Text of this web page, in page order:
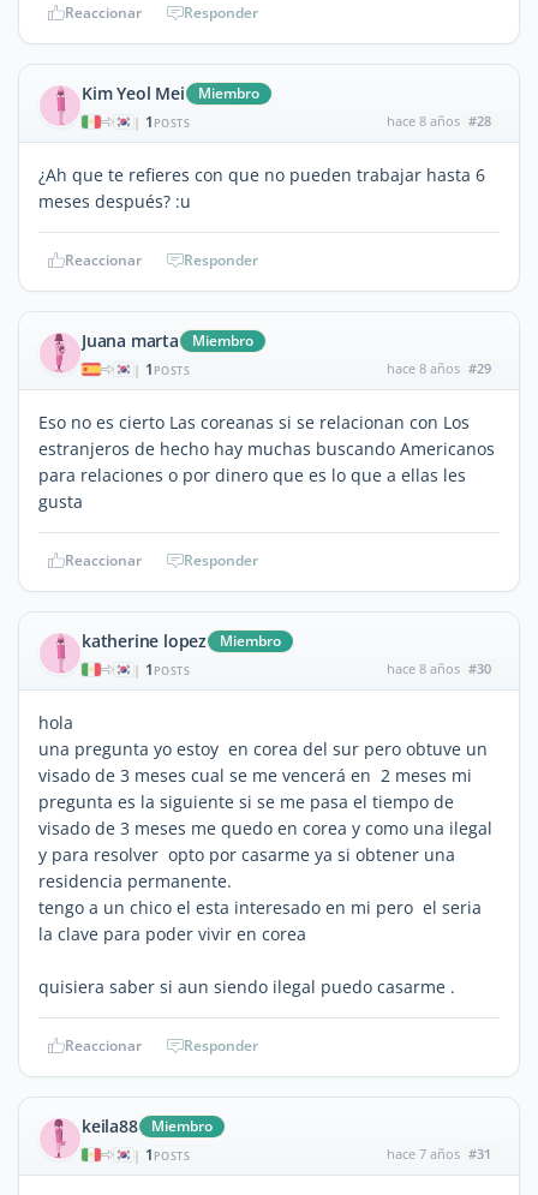
Reaccionar Responder
Kim Yeol Mei Miembro
| 1 POSTS hace 8 años #28
¿Ah que te refieres con que no pueden trabajar hasta 6
meses después? :u
Reaccionar Responder
Juana marta Miembro
| 1 POSTS hace 8 años #29
Eso no es cierto Las coreanas si se relacionan con Los
estranjeros de hecho hay muchas buscando Americanos
para relaciones o por dinero que es lo que a ellas les
gusta
Reaccionar Responder
katherine lopez Miembro
| 1 POSTS hace 8 años #30
hola
una pregunta yo estoy en corea del sur pero obtuve un
visado de 3 meses cual se me vencerá en 2 meses mi
pregunta es la siguiente si se me pasa el tiempo de
visado de 3 meses me quedo en corea y como una ilegal
y para resolver opto por casarme ya si obtener una
residencia permanente.
tengo a un chico el esta interesado en mi pero el seria
la clave para poder vivir en corea
quisiera saber si aun siendo ilegal puedo casarme .
Reaccionar Responder
keila88 Miembro
| 1 POSTS hace 7 años #31